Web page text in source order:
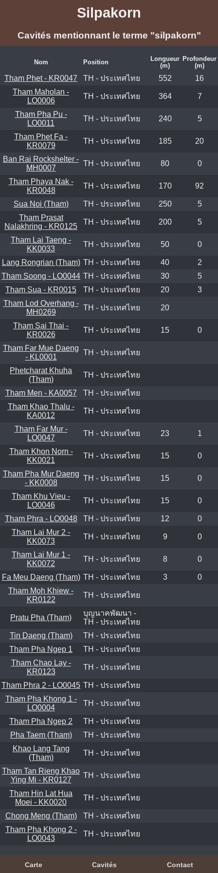
Silpakorn
Cavités mentionnant le terme "silpakorn"
Nom Position
Longueur
(m)
Profondeur
(m)
Tham Phet - KR0047 TH - ประเทศไทย 552
16
Tham Maholan -
LO0006
TH - ประเทศไทย 364 7
Tham Pha Pu -
LO0011
TH - ประเทศไทย 240 5
Tham Phet Fa -
KR0079
TH - ประเทศไทย 185 20
Ban Rai Rockshelter -
MH0007
TH - ประเทศไทย 80 0
Tham Phaya Nak -
KR0048
TH - ประเทศไทย 170 92
Sua Noi (Tham) TH - ประเทศไทย 250
5
Tham Prasat
Nalakhring - KR0125
TH - ประเทศไทย 200 5
Tham Lai Taeng -
KK0033
TH - ประเทศไทย 50 0
Lang Rongrian (Tham) TH - ประเทศไทย 40
2
Tham Soong - LO0044 TH - ประเทศไทย 30
5
Tham Sua - KR0015
TH - ประเทศไทย 20
3
Tham Lod Overhang -
MH0269
TH - ประเทศไทย 20
Tham Sai Thai -
KR0026
TH - ประเทศไทย 15 0
Tham Far Mue Daeng
- KL0001
TH - ประเทศไทย
Phetcharat Khuha
(Tham)
TH - ประเทศไทย
Tham Men - KA0057
TH - ประเทศไทย
Tham Khao Thalu -
KA0012
TH - ประเทศไทย
Tham Far Mur -
LO0047
TH - ประเทศไทย 23 1
Tham Khon Norn -
KK0021
TH - ประเทศไทย 15 0
Tham Pha Mur Daeng
- KK0008
TH - ประเทศไทย 15 0
Tham Khu Vieu -
LO0046
TH - ประเทศไทย 15 0
Tham Phra - LO0048 TH - ประเทศไทย 12
0
Tham Lai Mur 2 -
KK0073
TH - ประเทศไทย 9 0
Tham Lai Mur 1 -
KK0072
TH - ประเทศไทย 8 0
Fa Meu Daeng (Tham) TH - ประเทศไทย 3
0
Tham Moh Khiew -
KR0122
TH - ประเทศไทย
Pratu Pha (Tham)
บุญนาคพัฒนา -
TH - ประเทศไทย
Tin Daeng (Tham)
TH - ประเทศไทย
Tham Pha Ngep 1
TH - ประเทศไทย
Tham Chao Lay -
KR0123
TH - ประเทศไทย
Tham Phra 2 - LO0045 TH - ประเทศไทย
Tham Pha Khong 1 -
LO0004
TH - ประเทศไทย
Tham Pha Ngep 2
TH - ประเทศไทย
Pha Taem (Tham)
TH - ประเทศไทย
Khao Lang Tang
(Tham)
TH - ประเทศไทย
Tham Tan Rieng Khao
Ying Mi - KR0127
TH - ประเทศไทย
Tham Hin Lat Hua
Moei - KK0020
TH - ประเทศไทย
Chong Meng (Tham)
TH - ประเทศไทย
Tham Pha Khong 2 -
LO0043
TH - ประเทศไทย
Carte Cavités Contact